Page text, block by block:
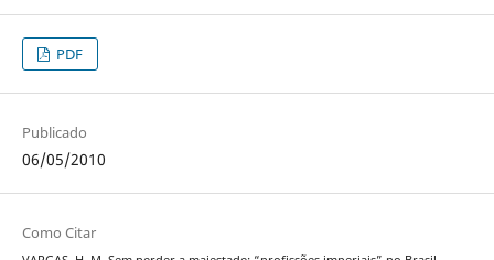
PDF
Publicado
06/05/2010
Como Citar